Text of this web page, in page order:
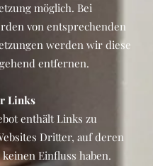
möglich. Bei
von entsprechenden
werden wir diese
entfernen.
Links
enthält Links zu
Dritter, auf deren
Einfluss haben.